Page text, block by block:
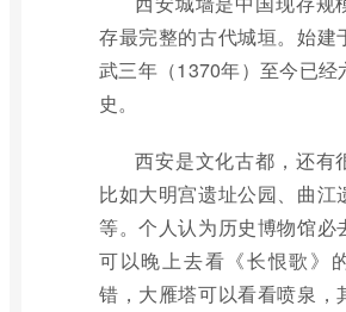
存最完整的古代城垣。始建
武三年（1370年）至今已经
史。
西安是文化古都，还有
比如大明宫遗址公园、曲江
等。个人认为历史博物馆必
可以晚上去看《长恨歌》
错，大雁塔可以看看喷泉，